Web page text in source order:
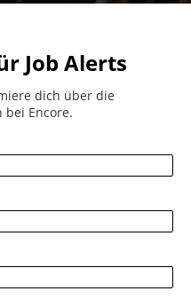
Job Alerts
dich über die
Encore.